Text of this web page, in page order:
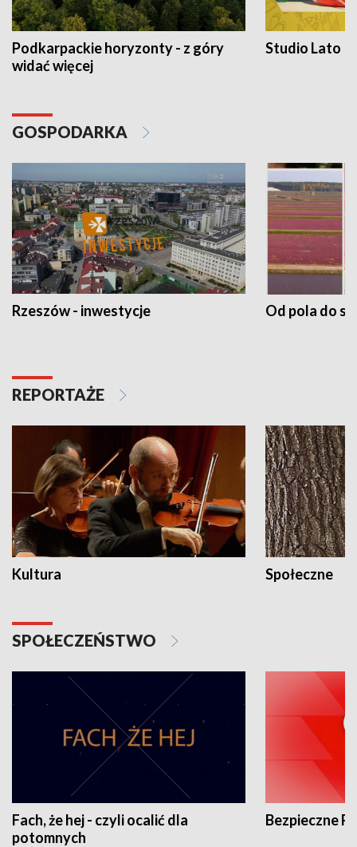
Podkarpackie horyzonty - z góry
widać więcej
Studio Lato
GOSPODARKA
Rzeszów - inwestycje Od pola do
REPORTAŻE
Kultura Społeczne
SPOŁECZEŃSTWO
Fach, że hej - czyli ocalić dla
potomnych
Bezpieczne